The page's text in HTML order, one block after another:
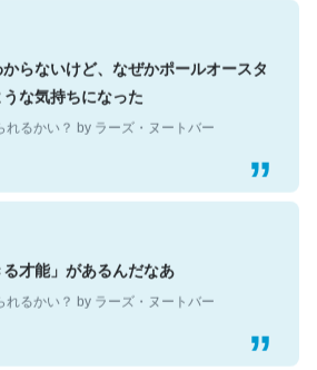
らないけど、なぜかポールオースタ
な気持ちになった
才能」があるんだなあ